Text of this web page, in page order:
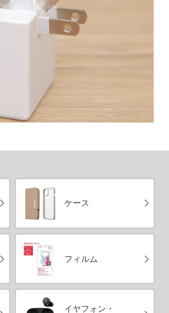
ケース
フィルム
イヤフォン・